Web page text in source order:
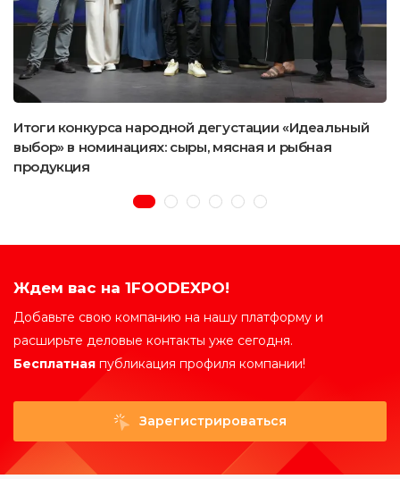
Итоги конкурса народной дегустации «Идеальный
выбор» в номинациях: сыры, мясная и рыбная
продукция
Ждем вас на 1FOODEXPO!
Добавьте свою компанию на нашу платформу и
расширьте деловые контакты уже сегодня.
Бесплатная публикация профиля компании!
Зарегистрироваться